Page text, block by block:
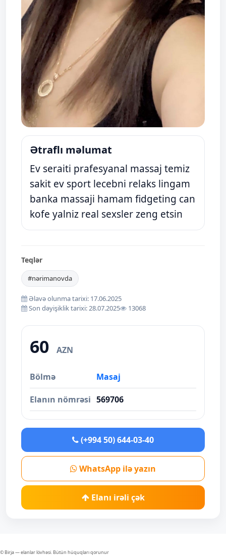
Ətraflı məlumat
Ev seraiti prafesyanal massaj temiz
sakit ev sport lecebni relaks lingam
banka massaji hamam fidgeting can
kofe yalniz real sexsler zeng etsin
Teqlər
#nərimanovda
Əlavə olunma tarixi: 17.06.2025
Son dəyişiklik tarixi: 28.07.2025
13068
60 AZN
Bölmə Masaj
Elanın nömrəsi 569706
(+994 50) 644-03-40
WhatsApp ilə yazın
Elanı irəli çək
© Birja — elanlar lövhəsi. Bütün hüquqları qorunur